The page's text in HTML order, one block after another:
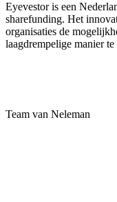
Eyevestor is een
sharefunding. Het
organisaties de
laagdrempelige manier
Team van Neleman